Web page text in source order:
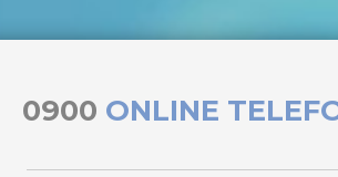
0900 ONLINE